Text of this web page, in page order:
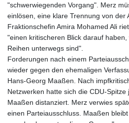
"schwerwiegenden Vorgang". Merz
einlösen, eine klare Trennung von der
Fraktionschefin Amira Mohamed Ali
"einen kritischeren Blick darauf
Reihen unterwegs sind".
Forderungen nach einem
wieder gegen den ehemaligen
Hans-Georg Maaßen. Nach
Netzwerken hatte sich die CDU-
Maaßen distanziert. Merz verwies
einen Parteiausschluss. Maaßen